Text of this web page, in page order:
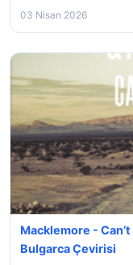
03 Nisan 2026
Macklemore -
Bulgarca Çevirisi